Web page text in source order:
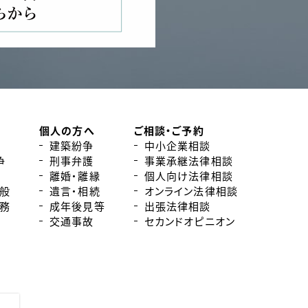
個人の方へ
建築紛争
刑事弁護
離婚・離縁
遺言・相続
成年後見等
交通事故
ご相談・ご予約
中小企業相談
事業承継法律相談
個人向け法律相談
オンライン法律相談
出張法律相談
セカンドオピニオン